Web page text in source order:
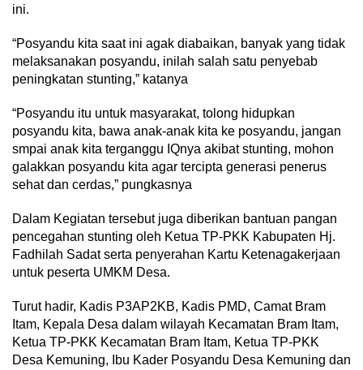
ini.
“Posyandu kita saat ini agak diabaikan, banyak yang tidak
melaksanakan posyandu, inilah salah satu penyebab
peningkatan stunting,” katanya
“Posyandu itu untuk masyarakat, tolong hidupkan
posyandu kita, bawa anak-anak kita ke posyandu, jangan
smpai anak kita terganggu IQnya akibat stunting, mohon
galakkan posyandu kita agar tercipta generasi penerus
sehat dan cerdas,” pungkasnya
Dalam Kegiatan tersebut juga diberikan bantuan pangan
pencegahan stunting oleh Ketua TP-PKK Kabupaten Hj.
Fadhilah Sadat serta penyerahan Kartu Ketenagakerjaan
untuk peserta UMKM Desa.
Turut hadir, Kadis P3AP2KB, Kadis PMD, Camat Bram
Itam, Kepala Desa dalam wilayah Kecamatan Bram Itam,
Ketua TP-PKK Kecamatan Bram Itam, Ketua TP-PKK
Desa Kemuning, Ibu Kader Posyandu Desa Kemuning dan